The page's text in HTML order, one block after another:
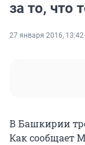
за то, что
27 января 2016, 13:42
В Башкирии
Как сообщает